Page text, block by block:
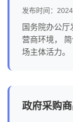
发布时间：
国务院办公
营商环境，
场主体活力。
政府采购